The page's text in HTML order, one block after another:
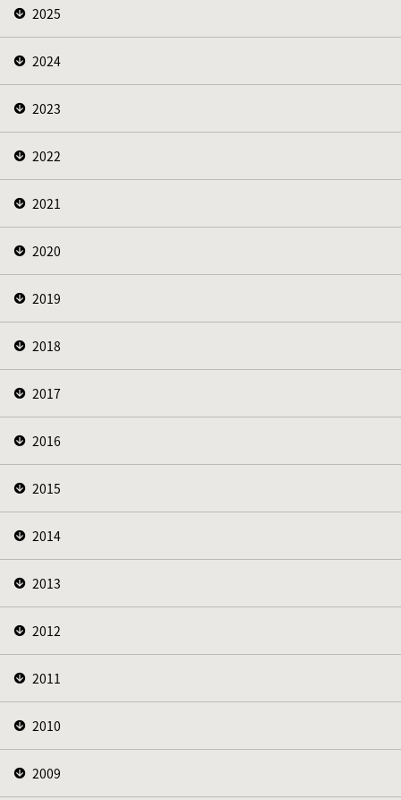
2025
2024
2023
2022
2021
2020
2019
2018
2017
2016
2015
2014
2013
2012
2011
2010
2009